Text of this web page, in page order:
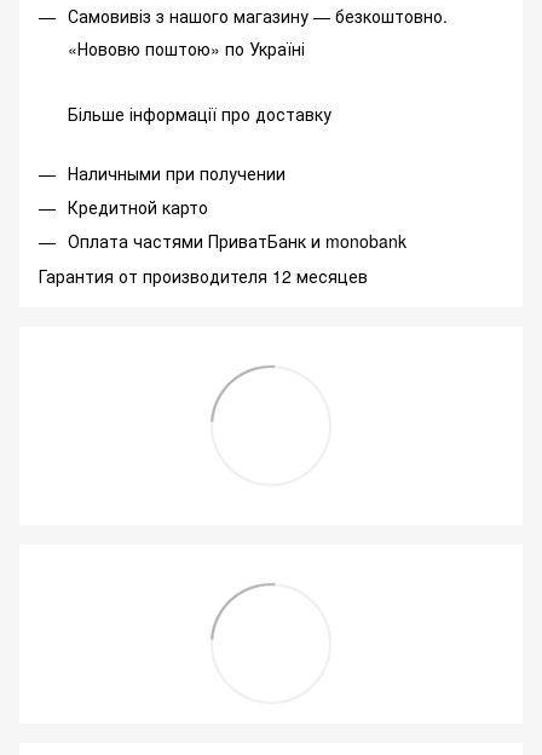
Самовивіз з нашого магазину — безкоштовно.
«Нововю поштою» по Україні
Більше інформації про доставку
Наличными при получении
Кредитной карто
Оплата частями ПриватБанк и monobank
Гарантия от производителя 12 месяцев